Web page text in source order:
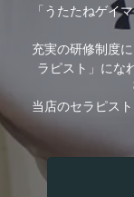
「うたたねゲイ
充実の研修制度
ラピスト」にな
当店のセラピス